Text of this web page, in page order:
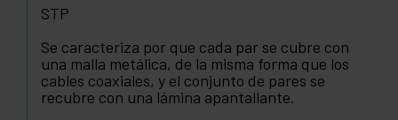
STP
Se caracteriza por que cada par se cubre con
una malla metálica, de la misma forma que los
cables coaxiales, y el conjunto de pares se
recubre con una lámina apantallante.